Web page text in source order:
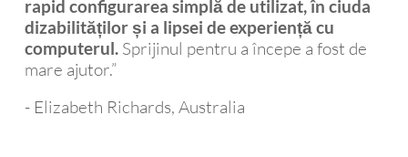
rapid configurarea simplă de utilizat, în ciuda
dizabilităților și a lipsei de experiență cu
computerul. Sprijinul pentru a începe a fost de
mare ajutor.”
- Elizabeth Richards, Australia